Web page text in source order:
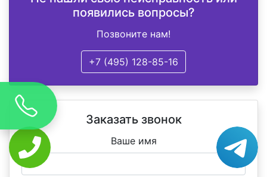
появились вопросы?
Позвоните нам!
+7 (495) 128-85-16
Заказать звонок
Ваше имя